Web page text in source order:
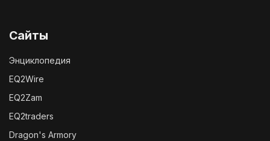
Сайты
Энциклопедия
EQ2Wire
EQ2Zam
EQ2traders
Dragon's Armory